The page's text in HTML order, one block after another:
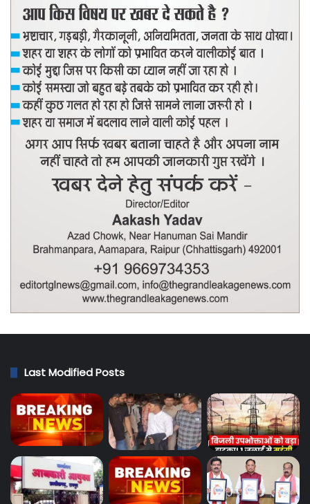
Last Modified Posts